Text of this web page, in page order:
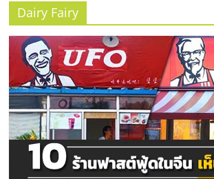
SME
แห่ง
ประเทศไทย,
Dairy Fairy